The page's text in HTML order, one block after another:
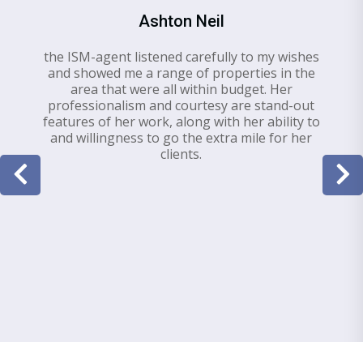
Ashton Neil
the ISM-agent listened carefully to my wishes
and showed me a range of properties in the
area that were all within budget. Her
professionalism and courtesy are stand-out
features of her work, along with her ability to
and willingness to go the extra mile for her
clients.